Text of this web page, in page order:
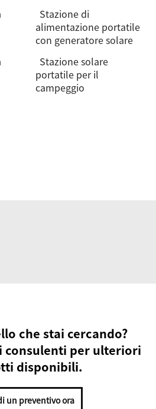
Stazione di
alimentazione portatile
con generatore solare
Stazione solare
portatile per il
campeggio
che stai cercando?
consulenti per ulteriori
disponibili.
un preventivo ora